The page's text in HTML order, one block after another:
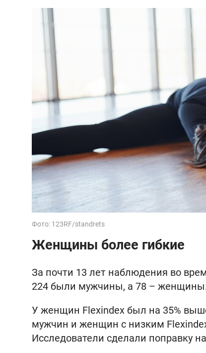
Фото: 123RF/standrets
Женщины более гибкие
За почти 13 лет наблюдения во
224 были мужчины, а 78 –
У женщин Flexindex был на 35%
мужчин и женщин с низким
Исследователи сделали поправку